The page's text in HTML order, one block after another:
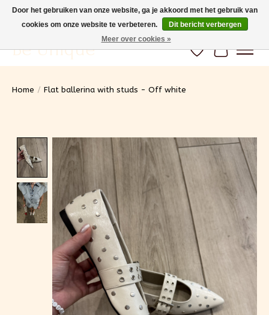
Gratis verzending vanaf 100€ (BE) Snelle levering
Be Unique Verlanglijst
Home / Flat ballerina with studs - Off white
Product image slideshow Items
Door het gebruiken van onze website, ga je akkoord met het gebruik van
cookies om onze website te verbeteren.
Dit bericht verbergen
Meer over cookies »